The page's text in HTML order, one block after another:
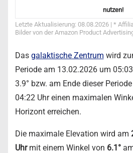
nutzen!
Letzte Aktualisierung: 08.08.2026 | *
Bilder von der Amazon Product
Das galaktische Zentrum wird
Periode am 13.02.2026 um
3.9° bzw. am Ende dieser
04:22 Uhr einen maximalen
Horizont erreichen.
Die maximale Elevation wird am
Uhrmit einem Winkel von 6.1°